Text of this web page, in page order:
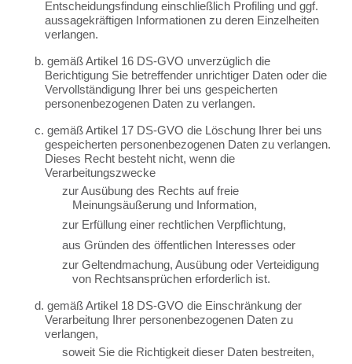
Entscheidungsfindung einschließlich Profiling und ggf.
aussagekräftigen Informationen zu deren Einzelheiten
verlangen.
b. gemäß Artikel 16 DS-GVO unverzüglich die
Berichtigung Sie betreffender unrichtiger Daten oder die
Vervollständigung Ihrer bei uns gespeicherten
personenbezogenen Daten zu verlangen.
c. gemäß Artikel 17 DS-GVO die Löschung Ihrer bei uns
gespeicherten personenbezogenen Daten zu verlangen.
Dieses Recht besteht nicht, wenn die
Verarbeitungszwecke
zur Ausübung des Rechts auf freie
Meinungsäußerung und Information,
zur Erfüllung einer rechtlichen Verpflichtung,
aus Gründen des öffentlichen Interesses oder
zur Geltendmachung, Ausübung oder Verteidigung
von Rechtsansprüchen erforderlich ist.
d. gemäß Artikel 18 DS-GVO die Einschränkung der
Verarbeitung Ihrer personenbezogenen Daten zu
verlangen,
soweit Sie die Richtigkeit dieser Daten bestreiten,